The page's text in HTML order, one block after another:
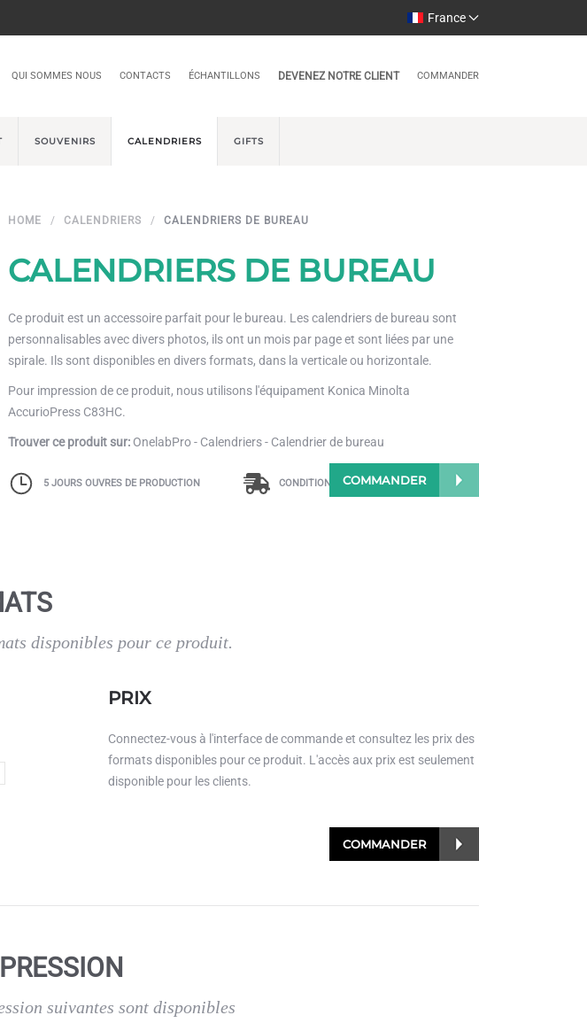
France
QUI SOMMES NOUS CONTACTS ÉCHANTILLONS DEVENEZ NOTRE CLIENT COMMANDER
SOUVENIRS CALENDRIERS GIFTS
HOME CALENDRIERS CALENDRIERS DE BUREAU
CALENDRIERS DE BUREAU
Ce produit est un accessoire parfait pour le bureau. Les calendriers de bureau sont
personnalisables avec divers photos, ils ont un mois par page et sont liées par une
spirale. Ils sont disponibles en divers formats, dans la verticale ou horizontale.
Pour impression de ce produit, nous utilisons l'équipament Konica Minolta
AccurioPress C83HC.
Trouver ce produit sur:OnelabPro - Calendriers - Calendrier de bureau
5 JOURS OUVRES DE PRODUCTION CONDITIONS D'ENVOICOMMANDER
disponibles pour ce produit.
PRIX
Connectez-vous à l'interface de commande et consultez les prix des
formats disponibles pour ce produit. L'accès aux prix est seulement
disponible pour les clients.
COMMANDER
suivantes sont disponibles